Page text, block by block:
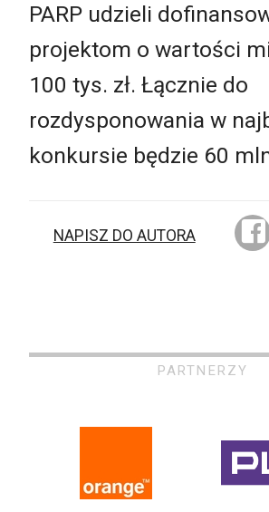
PARP udzieli
projektom o wartości
100 tys. zł. Łącznie do
rozdysponowania w
konkursie będzie 60
NAPISZ DO AUTORA
PARTNERZY